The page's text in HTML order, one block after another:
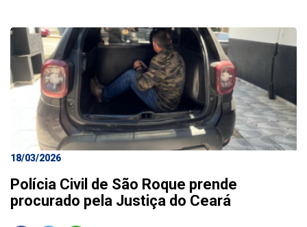
18/03/2026
Polícia Civil de São Roque prende
procurado pela Justiça do Ceará